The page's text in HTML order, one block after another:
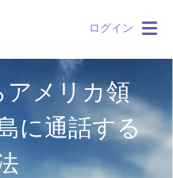
ログイン
アメリカ領
に通話する